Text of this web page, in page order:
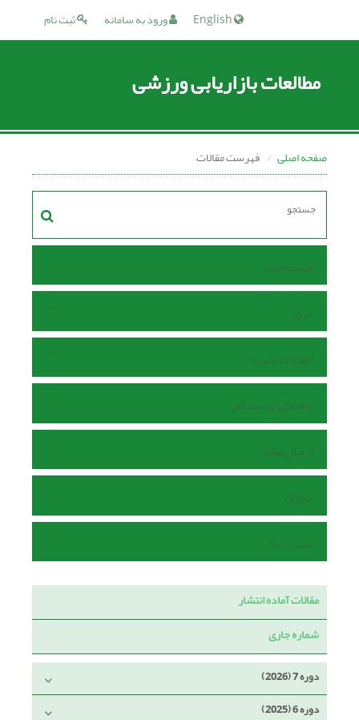
ثبت نام ورود به سامانه
مطالعات بازاریابی ورزشی
صفحه اصلی فهرست مقالات
صفحه اصلی
مرور
اطلاعات نشریه
راهنمای نویسندگان
ارسال مقاله
داوران
تماس با ما
مقالات آماده انتشار
شماره جاری
دوره 7 (2026)
دوره 6 (2025)